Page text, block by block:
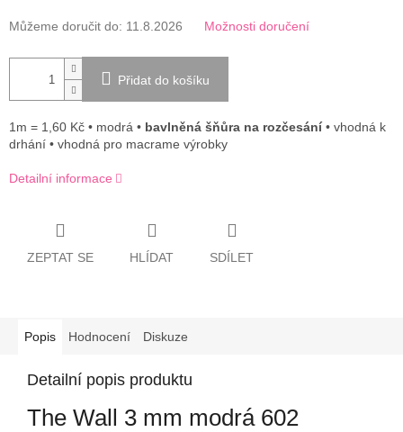
Můžeme doručit do: 11.8.2026 Možnosti doručení
Přidat do košíku
1m = 1,60 Kč • modrá • bavlněná šňůra na rozčesání• vhodná k
drhání • vhodná pro macrame výrobky
Detailní informace
ZEPTAT SE HLÍDAT SDÍLET
Popis Hodnocení Diskuze
Detailní popis produktu
The Wall 3 mm modrá 602